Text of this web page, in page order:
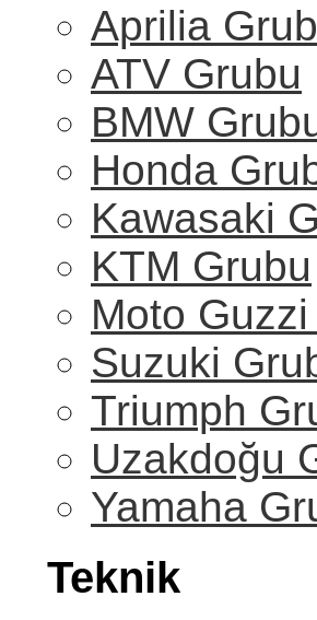
Aprilia
ATV Grubu
BMW
Honda
Kawasaki
KTM Grubu
Moto
Suzuki
Triumph
Uzakdoğu
Yamaha
Teknik